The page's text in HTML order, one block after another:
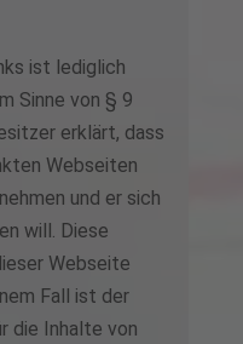
ist lediglich
Sinne von § 9
erklärt, dass
Webseiten
und er sich
will. Diese
Webseite
Fall ist der
die Inhalte von